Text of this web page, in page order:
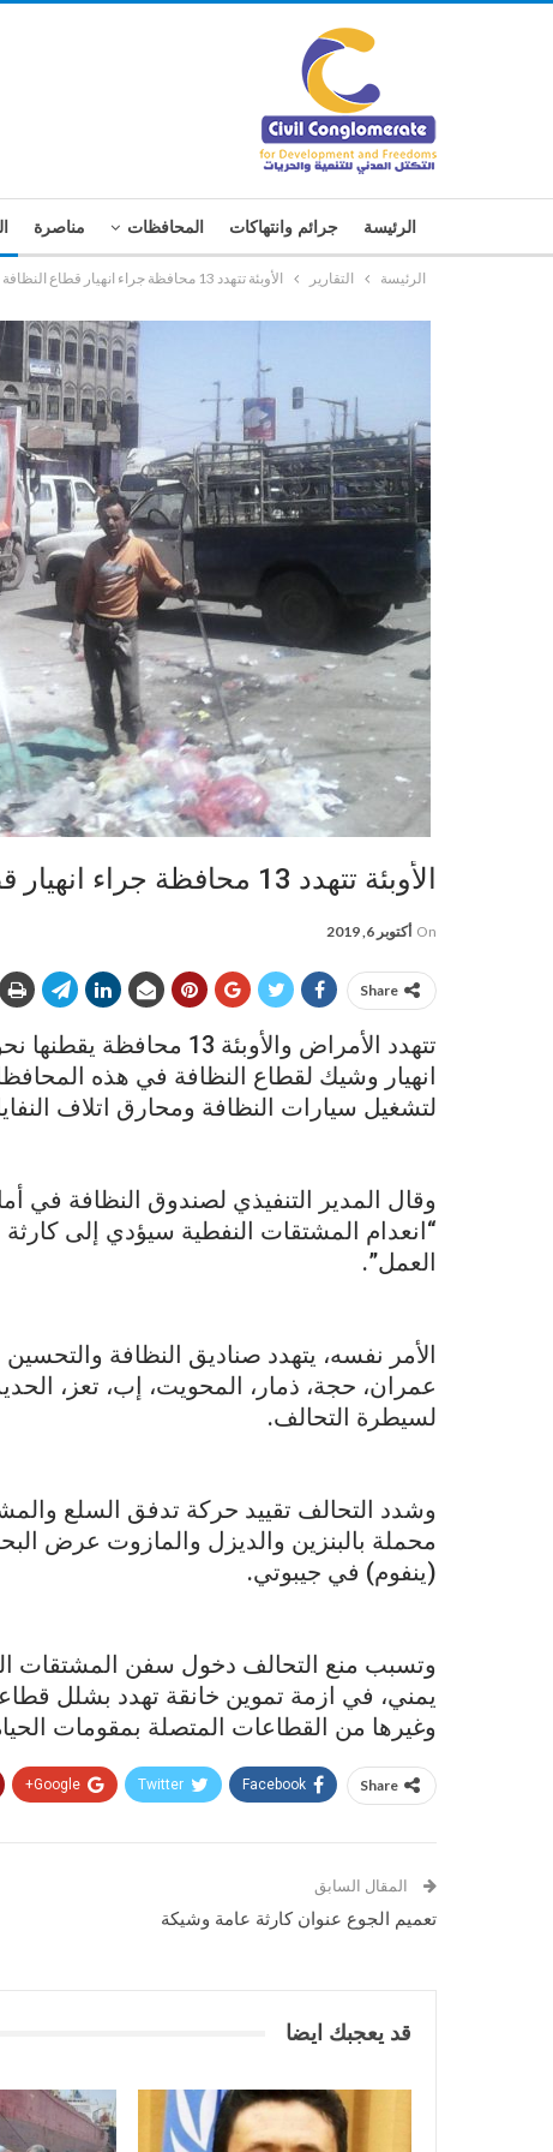
الرئيسة جرائم وانتهاكات المحافظات مناصرة
الرئيسة التقارير الأوبئة تتهدد 13 محافظة جراء انهيار قطاع النظافة
الأوبئة تتهدد 13 محافظة جراء انهيار قطاع النظافة
On أكتوبر 6, 2019
Share
انهيار وشيك لقطاع النظافة في هذه
لتشغيل سيارات النظافة ومحارق اتلاف
وقال المدير التنفيذي لصندوق النظافة
العمل”.
الأمر نفسه، يتهدد صناديق النظافة
عمران، حجة، ذمار، المحويت، إب، تعز،
لسيطرة التحالف.
محملة بالبنزين والديزل والمازوت عرض
(ينفوم) في جيبوتي.
يمني، في ازمة تموين خانقة تهدد بشلل
وغيرها من القطاعات المتصلة بمقومات
Share
Facebook
Twitter
Google+
المقال السابق
تعميم الجوع عنوان كارثة عامة وشيكة
قد يعجبك ايضا